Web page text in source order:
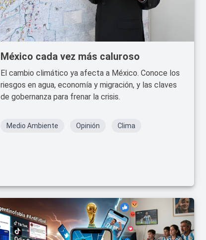
México cada vez más caluroso
El cambio climático ya afecta a México. Conoce los
riesgos en agua, economía y migración, y las claves
de gobernanza para frenar la crisis.
Medio Ambiente Opinión Clima